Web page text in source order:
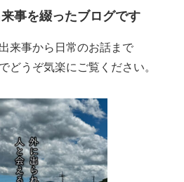
事を綴ったブログです
来事から日常のお話まで
どうぞ気楽にご覧ください。